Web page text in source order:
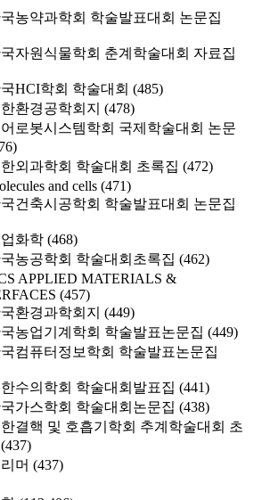
농약과학회 학술발표대회 논문집
자원식물학회 춘계학술대회 자료집
HCI학회 학술대회 (485)
환경공학회지 (478)
로봇시스템학회 국제학술대회 논문
외과학회 학술대회 초록집 (472)
and cells (471)
건축시공학회 학술발표대회 논문집
화학 (468)
농공학회 학술대회초록집 (462)
APPLIED MATERIALS &
(457)
환경과학회지 (449)
농업기계학회 학술발표논문집 (449)
컴퓨터정보학회 학술발표논문집
수의학회 학술대회발표집 (441)
가스학회 학술대회논문집 (438)
결핵 및 호흡기학회 추계학술대회 초
(437)
머 (437)